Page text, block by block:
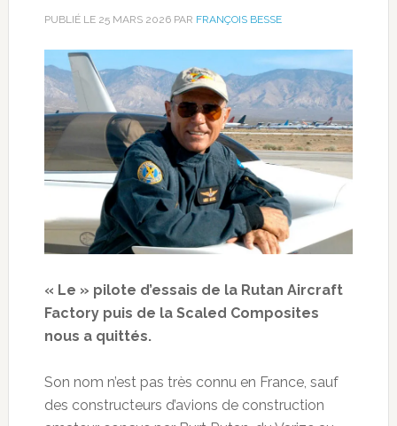
PUBLIÉ LE 25 MARS 2026PAR FRANÇOIS BESSE
« Le » pilote d’essais de la Rutan Aircraft
Factory puis de la Scaled Composites
nous a quittés.
Son nom n’est pas très connu en France, sauf
des constructeurs d’avions de construction